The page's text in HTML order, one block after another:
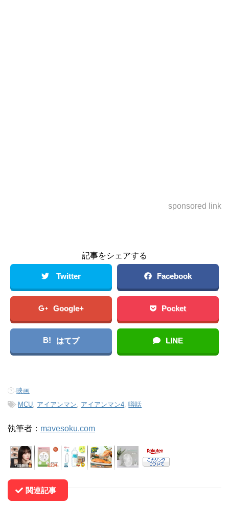
sponsored link
記事をシェアする
Twitter Facebook
Google+ Pocket
B! はてブ LINE
-映画
-MCU アイアンマン アイアンマン4 噂話
執筆者： mavesoku.com
関連記事